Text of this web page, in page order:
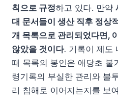
칙으로 규정하고 있다. 만약
대 문서들이 생산 직후 정상
개 목록으로 관리되었다면,
않았을 것이다. 기록이 제도
때 목록의 봉인은 애당초 불
령기록의 부실한 관리와 불
리 침해로 이어지는지를 보